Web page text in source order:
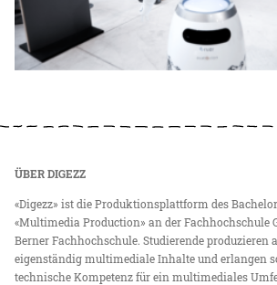
ÜBER DIGEZZ
«Digezz» ist die Produktionsplattform des
«Multimedia Production» an der Fachhochschule
Berner Fachhochschule. Studierende produzieren
eigenständig multimediale Inhalte und erlangen
technische Kompetenz für ein multimediales